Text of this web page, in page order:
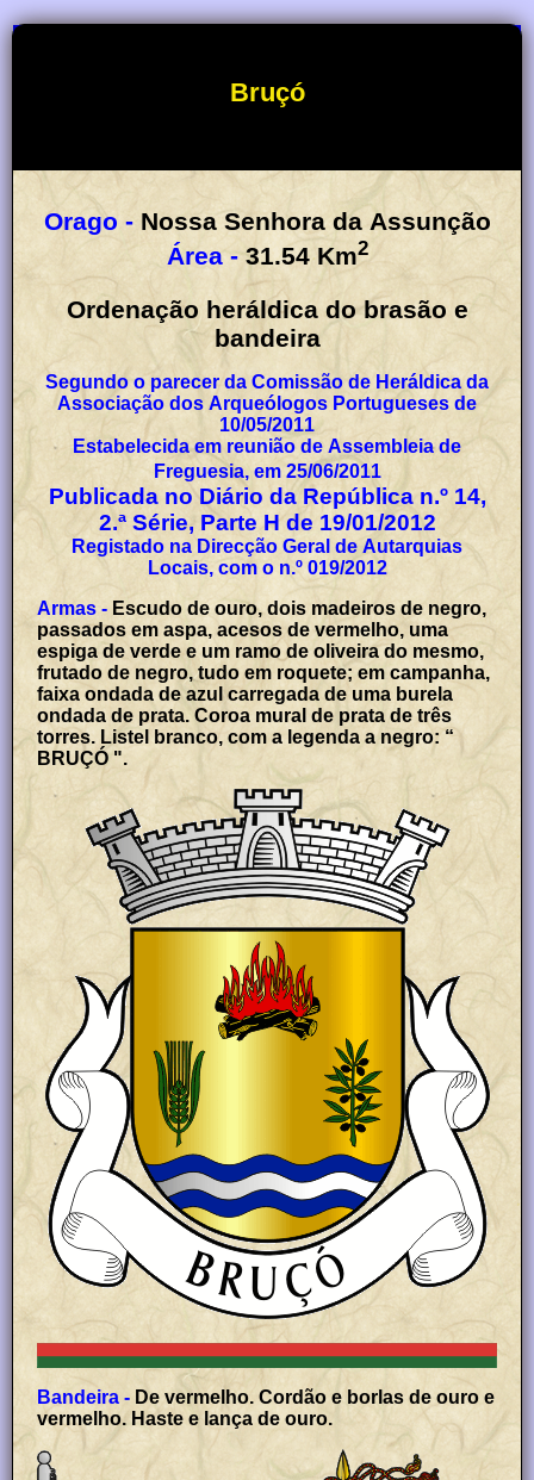
Bruçó
Orago - Nossa Senhora da Assunção
Área - 31.54 Km2
Ordenação heráldica do brasão e
bandeira
Segundo o parecer da Comissão de Heráldica da
Associação dos Arqueólogos Portugueses de
10/05/2011
Estabelecida em reunião de Assembleia de
Freguesia, em 25/06/2011
Publicada no Diário da República n.º 14,
2.ª Série, Parte H de 19/01/2012
Registado na Direcção Geral de Autarquias
Locais, com o n.º 019/2012
Armas - Escudo de ouro, dois madeiros de negro,
passados em aspa, acesos de vermelho, uma
espiga de verde e um ramo de oliveira do mesmo,
frutado de negro, tudo em roquete; em campanha,
faixa ondada de azul carregada de uma burela
ondada de prata. Coroa mural de prata de três
torres. Listel branco, com a legenda a negro: “
BRUÇÓ ".
Bandeira - De vermelho. Cordão e borlas de ouro e
vermelho. Haste e lança de ouro.